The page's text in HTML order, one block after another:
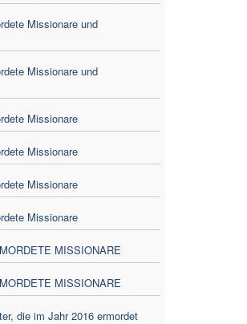
Missionare und
Missionare und
Missionare
Missionare
Missionare
Missionare
MISSIONARE
MISSIONARE
die im Jahr 2016 ermordet